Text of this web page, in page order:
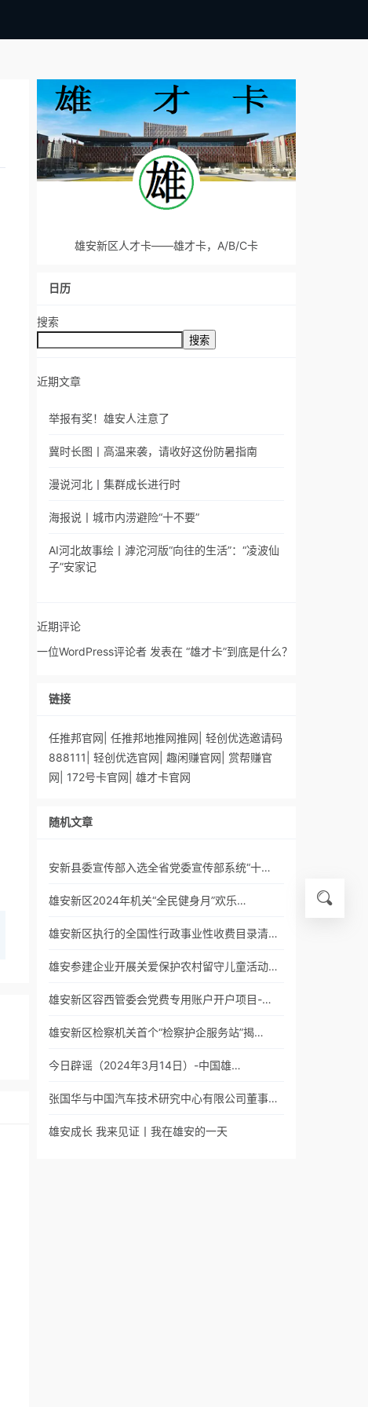
雄安新区人才卡——雄才卡，A/B/C卡
日历
搜索
搜索
近期文章
举报有奖！雄安人注意了
冀时长图丨高温来袭，请收好这份防暑指南
漫说河北丨集群成长进行时
海报说丨城市内涝避险“十不要”
AI河北故事绘丨滹沱河版“向往的生活”：“凌波仙
子”安家记
近期评论
一位WordPress评论者 发表在 “雄才卡”到底是什么？
链接
任推邦官网 任推邦地推网推网 轻创优选邀请码
888111
轻创优选官网 趣闲赚官网
赏帮赚官
网
172号卡官网 雄才卡官网
随机文章
安新县委宣传部入选全省党委宣传部系统“十…
雄安新区2024年机关“全民健身月”欢乐…
雄安新区执行的全国性行政事业性收费目录清…
雄安参建企业开展关爱保护农村留守儿童活动…
雄安新区容西管委会党费专用账户开户项目-…
雄安新区检察机关首个“检察护企服务站”揭…
今日辟谣（2024年3月14日）-中国雄…
张国华与中国汽车技术研究中心有限公司董事…
雄安成长 我来见证丨我在雄安的一天